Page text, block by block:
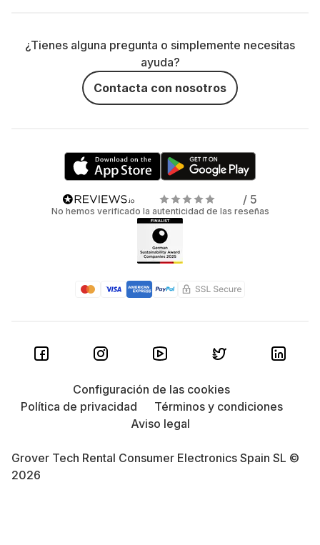
¿Tienes alguna pregunta o simplemente necesitas
ayuda?
Contacta con nosotros
/ 5
No hemos verificado la autenticidad de las reseñas
Grover Tech Rental Consumer Electronics Spain SL ©
2026
Configuración de las cookies
Política de privacidad
Términos y condiciones
Aviso legal